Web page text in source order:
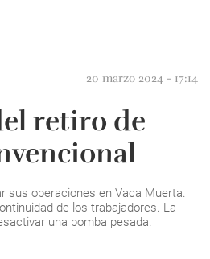
20 marzo 2024 - 17:14
retiro de
sus operaciones en Vaca Muerta.
de los trabajadores. La
una bomba pesada.